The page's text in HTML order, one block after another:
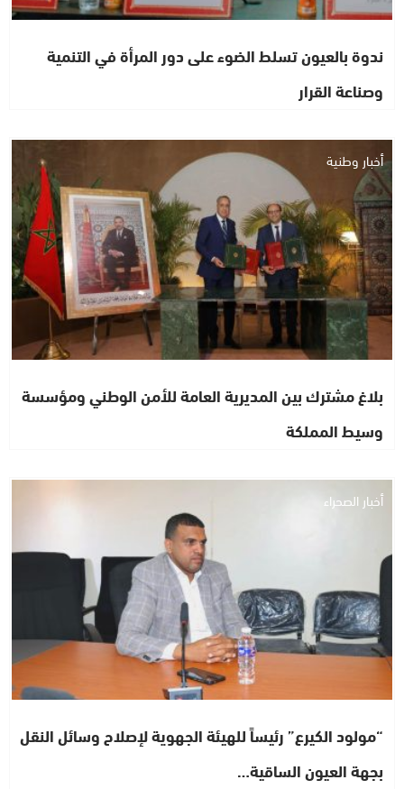
ندوة بالعيون تسلط الضوء على دور المرأة في التنمية
وصناعة القرار
أخبار وطنية
بلاغ مشترك بين المديرية العامة للأمن الوطني ومؤسسة
وسيط المملكة
أخبار الصحراء
“مولود الكيرع” رئيساً للهيئة الجهوية لإصلاح وسائل النقل
بجهة العيون الساقية…